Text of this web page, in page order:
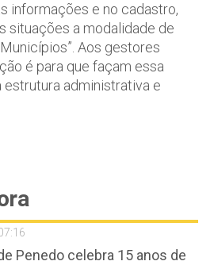
informações e no cadastro,
situações a modalidade de
Aos gestores
é para que façam essa
administrativa e
Penedo celebra 15 anos de